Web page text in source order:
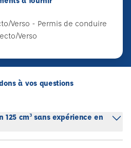
Verso - Permis de conduire
Verso
à vos questions
cm³ sans expérience en